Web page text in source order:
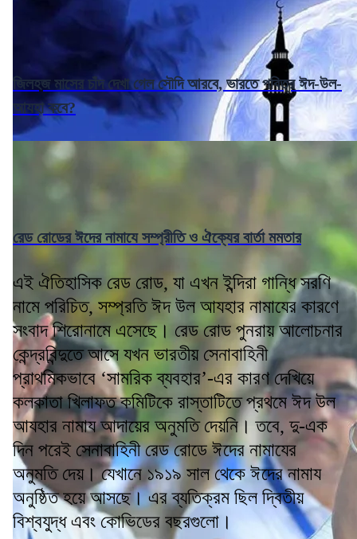
জিলহজ মাসের চাঁদ দেখা গেল সৌদি আরবে, ভারতে পবিত্র ঈদ-উল-
আযহা কবে?
রেড রোডের ঈদের নামাযে সম্প্রীতি ও ঐক্যের বার্তা মমতার
এই ঐতিহাসিক রেড রোড, যা এখন ইন্দিরা গান্ধি সরণি
নামে পরিচিত, সম্প্রতি ঈদ উল আযহার নামাযের কারণে
সংবাদ শিরোনামে এসেছে। রেড রোড পুনরায় আলোচনার
কেন্দ্রবিন্দুতে আসে যখন ভারতীয় সেনাবাহিনী
প্রাথমিকভাবে ‘সামরিক ব্যবহার’-এর কারণ দেখিয়ে
কলকাতা খিলাফত কমিটিকে রাস্তাটিতে প্রথমে ঈদ উল
আযহার নামায আদায়ের অনুমতি দেয়নি। তবে, দু-এক
দিন পরেই সেনাবাহিনী রেড রোডে ঈদের নামাযের
অনুমতি দেয়। যেখানে ১৯১৯ সাল থেকে ঈদের নামায
অনুষ্ঠিত হয়ে আসছে। এর ব্যতিক্রম ছিল দ্বিতীয়
বিশ্বযুদ্ধ এবং কোভিডের বছরগুলো।